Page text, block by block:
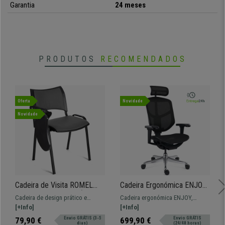
Garantia 24 meses
PRODUTOS RECOMENDADOS
Oferta
Novidade
Cadeira de Visita ROMEL
PELE COM PALMATÓRIA,
Empilhável, Pernas Pretas,
Cadeira de design prático e
versátil ROMEL COM PALMATÓRIA
PELE. Confortável, resistente e
[+Info]
79,90 €
Envio GRÁTIS (3-5
dias)
Novidade
Cadeira Ergonómica ENJOY,
Totalmente Ajustável,
Qualidade Profissional,
Design Exclusivo, em Tecido
Cadeira ergonómica ENJOY,
totalmente ajustável com diversos
certificados.
[+Info]
699,90 €
Envio GRÁTIS
(24/48 horas)